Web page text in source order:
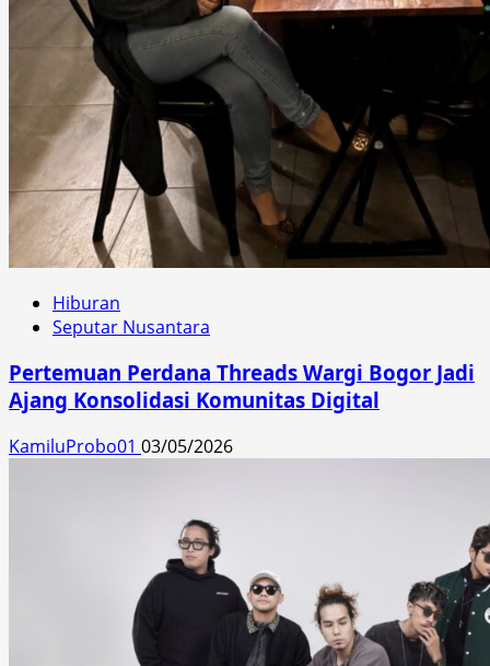
Hiburan
Seputar Nusantara
Pertemuan Perdana Threads Wargi Bogor Jadi
Ajang Konsolidasi Komunitas Digital
KamiluProbo01 03/05/2026